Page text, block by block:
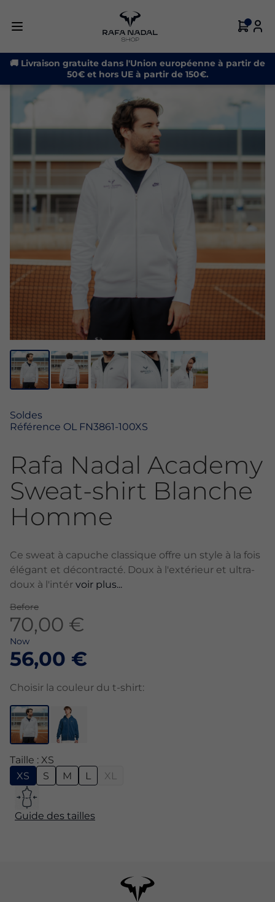
🚚 Livraison gratuite dans l'Union européenne à partir de
50€ et hors UE à partir de 150€.
Soldes
Référence OL FN3861-100XS
Rafa Nadal Academy
Sweat-shirt Blanche
Homme
Ce sweat à capuche classique offre un style à la fois
élégant et décontracté. Doux à l'extérieur et ultra-
doux à l'intér voir plus...
Before
70,00 €
Now
56,00 €
Choisir la couleur du t-shirt:
Taille : XS
XS
S M L XL
Guide des tailles